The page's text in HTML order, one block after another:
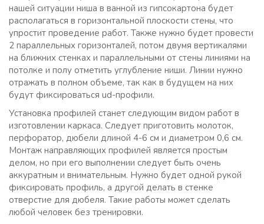
нашей ситуации ниша в ванной из гипсокартона будет
располагаться в горизонтальной плоскости стены, что
упростит проведение работ. Также нужно будет провести
2 параллельных горизонталей, потом двумя вертикалями
на ближних стенках и параллельными от стены линиями на
потолке и полу отметить углубление ниши. Линии нужно
отражать в полном объеме, так как в будущем на них
будут фиксироваться ud-профили.
Установка профилей станет следующим видом работ в
изготовлении каркаса. Следует приготовить молоток,
перфоратор, дюбели длиной 4-6 см и диаметром 0,6 см.
Монтаж направляющих профилей является простым
делом, но при его выполнении следует быть очень
аккуратным и внимательным. Нужно будет одной рукой
фиксировать профиль, а другой делать в стенке
отверстие для дюбеля. Такие работы может сделать
любой человек без тренировки.